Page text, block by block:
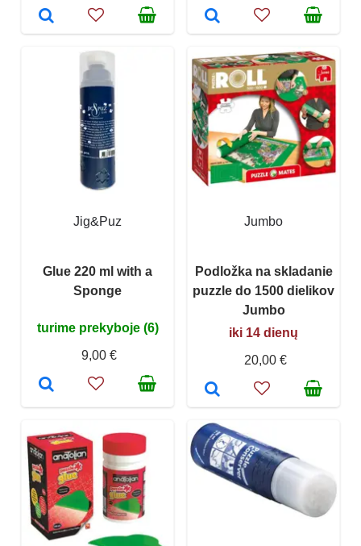
Jig&Puz
Glue 220 ml with a
Sponge
turime prekyboje (6)
9,00 €
Jumbo
Podložka na skladanie
puzzle do 1500 dielikov
Jumbo
iki 14 dienų
20,00 €